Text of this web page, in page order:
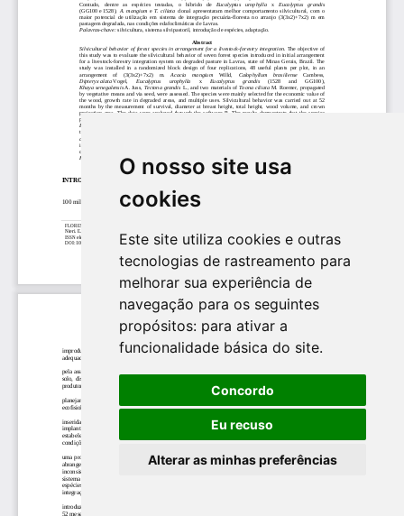
O nosso site usa
cookies
Este site utiliza cookies e outras
tecnologias de rastreamento para
melhorar sua experiência de
navegação para os seguintes
propósitos: para ativar a
funcionalidade básica do site.
Concordo
Eu recuso
Alterar as minhas preferências